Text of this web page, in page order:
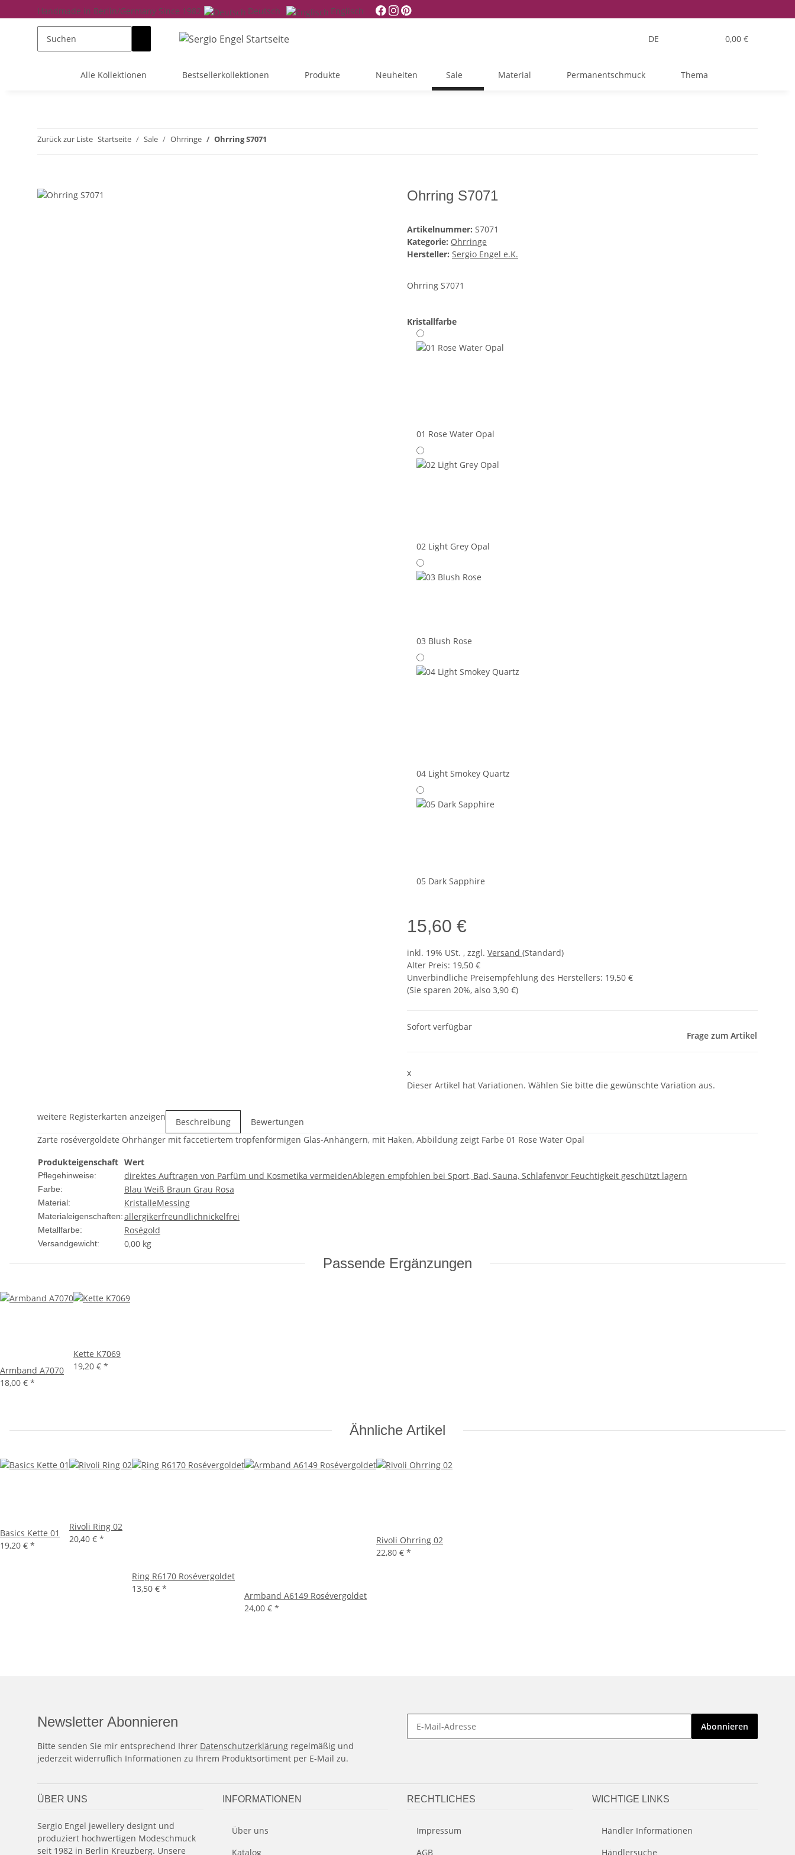
Handmade in Berlin/Germany Since 1982 Deutsch Englisch
DE 0,00 €
Alle Kollektionen Bestsellerkollektionen Produkte Neuheiten Sale Material Permanentschmuck Thema
Zurück zur Liste Startseite Sale Ohrringe Ohrring S7071
Ohrring S7071
Artikelnummer: S7071
Kategorie: Ohrringe
Hersteller: Sergio Engel e.K.
Ohrring S7071
Kristallfarbe
01 Rose Water Opal
02 Light Grey Opal
03 Blush Rose
04 Light Smokey Quartz
05 Dark Sapphire
15,60 €
inkl. 19% USt. , zzgl. Versand (Standard)
Alter Preis: 19,50 €
Unverbindliche Preisempfehlung des Herstellers: 19,50 €
(Sie sparen 20%, also 3,90 €)
Sofort verfügbar
Frage zum Artikel
x
Dieser Artikel hat Variationen. Wählen Sie bitte die gewünschte Variation aus.
weitere Registerkarten anzeigen Beschreibung
Bewertungen
Zarte rosévergoldete Ohrhänger mit faccetiertem tropfenförmigen Glas-Anhängern, mit Haken, Abbildung zeigt Farbe 01 Rose Water Opal
Produkteigenschaft Wert
Pflegehinweise: direktes Auftragen von Parfüm und Kosmetika vermeidenAblegen empfohlen bei Sport, Bad, Sauna, Schlafenvor Feuchtigkeit geschützt lagern
Farbe: Blau Weiß Braun Grau Rosa
Material: KristalleMessing
Materialeigenschaften:allergikerfreundlichnickelfrei
Metallfarbe: Roségold
Versandgewicht: 0,00 kg
Passende Ergänzungen
Armband A7070
18,00 € *
Kette K7069
19,20 € *
Ähnliche Artikel
Basics Kette 01
19,20 € *
Rivoli Ring 02
20,40 € *
Ring R6170 Rosévergoldet
13,50 € *
Armband A6149 Rosévergoldet
24,00 € *
Rivoli Ohrring 02
22,80 € *
Newsletter Abonnieren
Bitte senden Sie mir entsprechend Ihrer Datenschutzerklärung regelmäßig und
jederzeit widerruflich Informationen zu Ihrem Produktsortiment per E-Mail zu.
Abonnieren
ÜBER UNS
Sergio Engel jewellery designt und
produziert hochwertigen Modeschmuck
seit 1982 in Berlin Kreuzberg. Unsere
INFORMATIONEN
Über uns
Katalog
RECHTLICHES
Impressum
AGB
WICHTIGE LINKS
Händler Informationen
Händlersuche